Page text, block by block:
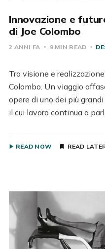
Innovazione e
di Joe Colombo
2 ANNI FA 9 MIN READ
Tra visione e
Colombo. Un viaggio
opere di uno dei più
il cui lavoro continua a
READ NOW READ